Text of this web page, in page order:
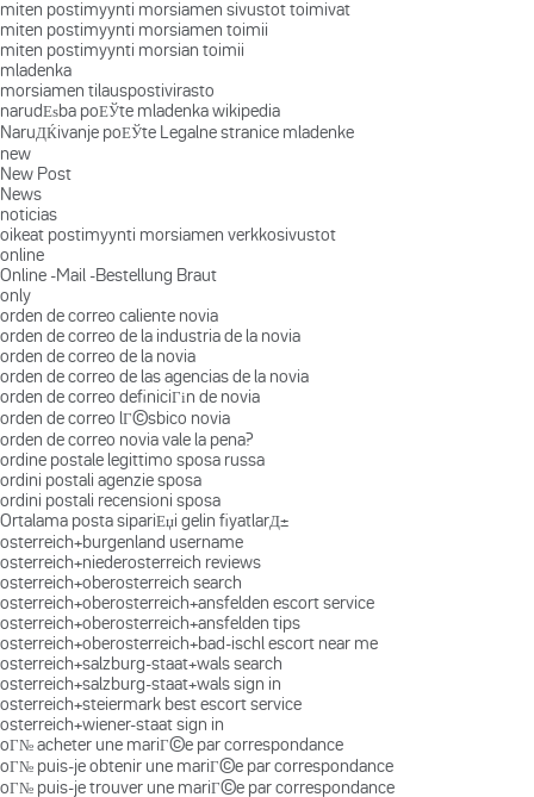
miten postimyynti morsiamen sivustot toimivat
miten postimyynti morsiamen toimii
miten postimyynti morsian toimii
mladenka
morsiamen tilauspostivirasto
narudЕѕba poЕЎte mladenka wikipedia
NaruДЌivanje poЕЎte Legalne stranice mladenke
new
New Post
News
noticias
oikeat postimyynti morsiamen verkkosivustot
online
Online -Mail -Bestellung Braut
only
orden de correo caliente novia
orden de correo de la industria de la novia
orden de correo de la novia
orden de correo de las agencias de la novia
orden de correo definiciГіn de novia
orden de correo lГ©sbico novia
orden de correo novia vale la pena?
ordine postale legittimo sposa russa
ordini postali agenzie sposa
ordini postali recensioni sposa
Ortalama posta sipariЕџi gelin fiyatlarД±
osterreich+burgenland username
osterreich+niederosterreich reviews
osterreich+oberosterreich search
osterreich+oberosterreich+ansfelden escort service
osterreich+oberosterreich+ansfelden tips
osterreich+oberosterreich+bad-ischl escort near me
osterreich+salzburg-staat+wals search
osterreich+salzburg-staat+wals sign in
osterreich+steiermark best escort service
osterreich+wiener-staat sign in
oГ№ acheter une mariГ©e par correspondance
oГ№ puis-je obtenir une mariГ©e par correspondance
oГ№ puis-je trouver une mariГ©e par correspondance